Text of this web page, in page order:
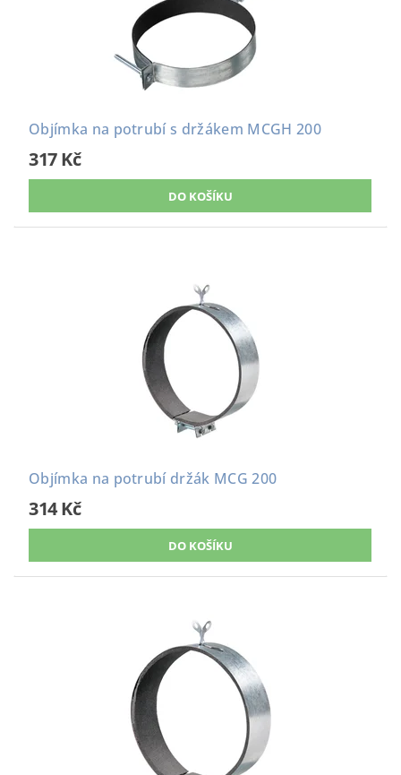
Objímka na potrubí s držákem MCGH 200
317 Kč
Objímka na potrubí držák MCG 200
314 Kč